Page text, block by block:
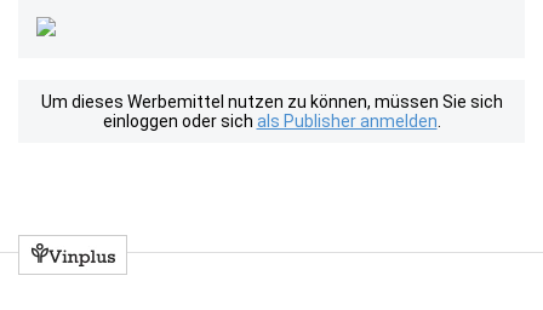
Um dieses Werbemittel nutzen zu können, müssen Sie sich
einloggen oder sich als Publisher anmelden